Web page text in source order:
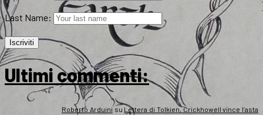
Last Name:
Ultimi commenti:
Roberto Arduini su Lettera di Tolkien, Crickhowell vince l’asta